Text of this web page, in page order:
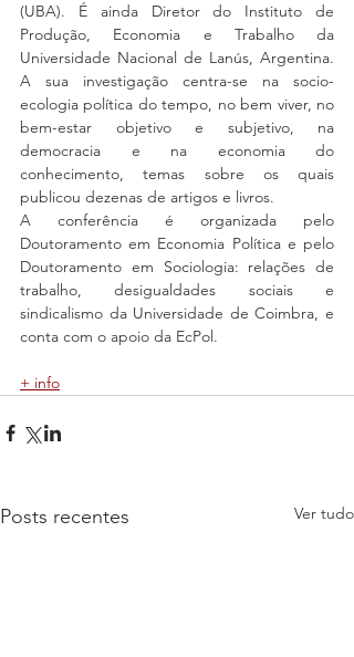
(UBA). É ainda Diretor do Instituto de
Produção, Economia e Trabalho da
Universidade Nacional de Lanús, Argentina.
A sua investigação centra-se na socio-
ecologia política do tempo, no bem viver, no
bem-estar objetivo e subjetivo, na
democracia e na economia do
conhecimento, temas sobre os quais
publicou dezenas de artigos e livros.
A conferência é organizada pelo
Doutoramento em Economia Política e pelo
Doutoramento em Sociologia: relações de
trabalho, desigualdades sociais e
sindicalismo da Universidade de Coimbra, e
conta com o apoio da EcPol.
+ info
Posts recentes Ver tudo